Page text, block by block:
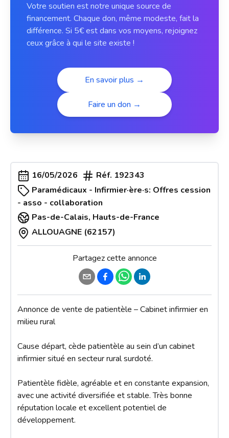
Votre soutien est notre unique source de
financement. Chaque don, même modeste, fait la
différence. Si 5€ est dans vos moyens, rejoignez
ceux grâce à qui le site existe !
En savoir plus →
Faire un don →
16/05/2026 Réf. 192343
Paramédicaux - Infirmier·ère·s: Offres cession
- asso - collaboration
Pas-de-Calais, Hauts-de-France
ALLOUAGNE (62157)
Partagez cette annonce
Annonce de vente de patientèle – Cabinet infirmier en
milieu rural
Cause départ, cède patientèle au sein d’un cabinet
infirmier situé en secteur rural surdoté.
Patientèle fidèle, agréable et en constante expansion,
avec une activité diversifiée et stable. Très bonne
réputation locale et excellent potentiel de
développement.